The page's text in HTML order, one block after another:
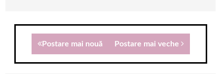
Postare mai nouă Postare mai veche